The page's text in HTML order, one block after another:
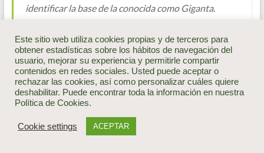
identificar la base de la conocida como Giganta.
Brioagro
diciembre 6, 2022
Agro,Historia,Medios No hay comentarios
Este sitio web utiliza cookies propias y de terceros para
obtener estadísticas sobre los hábitos de navegación del
usuario, mejorar su experiencia y permitirle compartir
contenidos en redes sociales. Usted puede aceptar o
rechazar las cookies, así como personalizar cuáles quiere
deshabilitar. Puede encontrar toda la información en nuestra
Política de Cookies.
Cookie settings ACEPTAR